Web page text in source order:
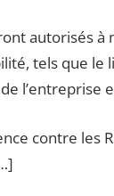
autorisés à
tels que le
l’entreprise
contre les